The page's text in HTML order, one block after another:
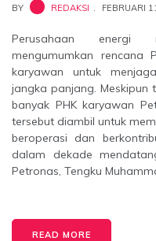
BY REDAKSI FEBRUARI
Perusahaan energi
mengumumkan rencana
karyawan untuk
jangka panjang. Meskipun
banyak PHK karyawan
tersebut diambil untuk
beroperasi dan
dalam dekade
Petronas, Tengku
READ MORE